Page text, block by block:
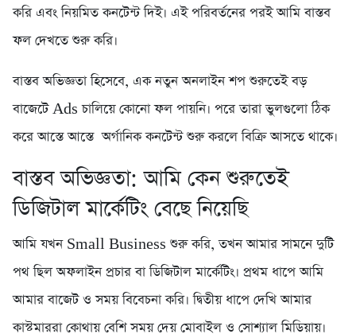
করি এবং নিয়মিত কনটেন্ট দিই। এই পরিবর্তনের পরই আমি বাস্তব
ফল দেখতে শুরু করি।
বাস্তব অভিজ্ঞতা হিসেবে, এক নতুন অনলাইন শপ শুরুতেই বড়
বাজেটে Ads চালিয়ে কোনো ফল পায়নি। পরে তারা ভুলগুলো ঠিক
করে আস্তে আস্তে অর্গানিক কনটেন্ট শুরু করলে বিক্রি আসতে থাকে।
বাস্তব অভিজ্ঞতা: আমি কেন শুরুতেই
ডিজিটাল মার্কেটিং বেছে নিয়েছি
আমি যখন Small Business শুরু করি, তখন আমার সামনে দুটি
পথ ছিল অফলাইন প্রচার বা ডিজিটাল মার্কেটিং। প্রথম ধাপে আমি
আমার বাজেট ও সময় বিবেচনা করি। দ্বিতীয় ধাপে দেখি আমার
কাস্টমাররা কোথায় বেশি সময় দেয় মোবাইল ও সোশ্যাল মিডিয়ায়।